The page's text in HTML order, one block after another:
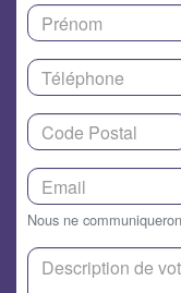
Nous ne